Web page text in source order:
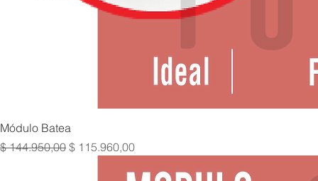
Módulo Batea
Precio
$ 144.950,00 Precio de oferta
$ 115.960,00